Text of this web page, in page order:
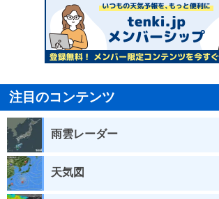
注目のコンテンツ
雨雲レーダー
天気図